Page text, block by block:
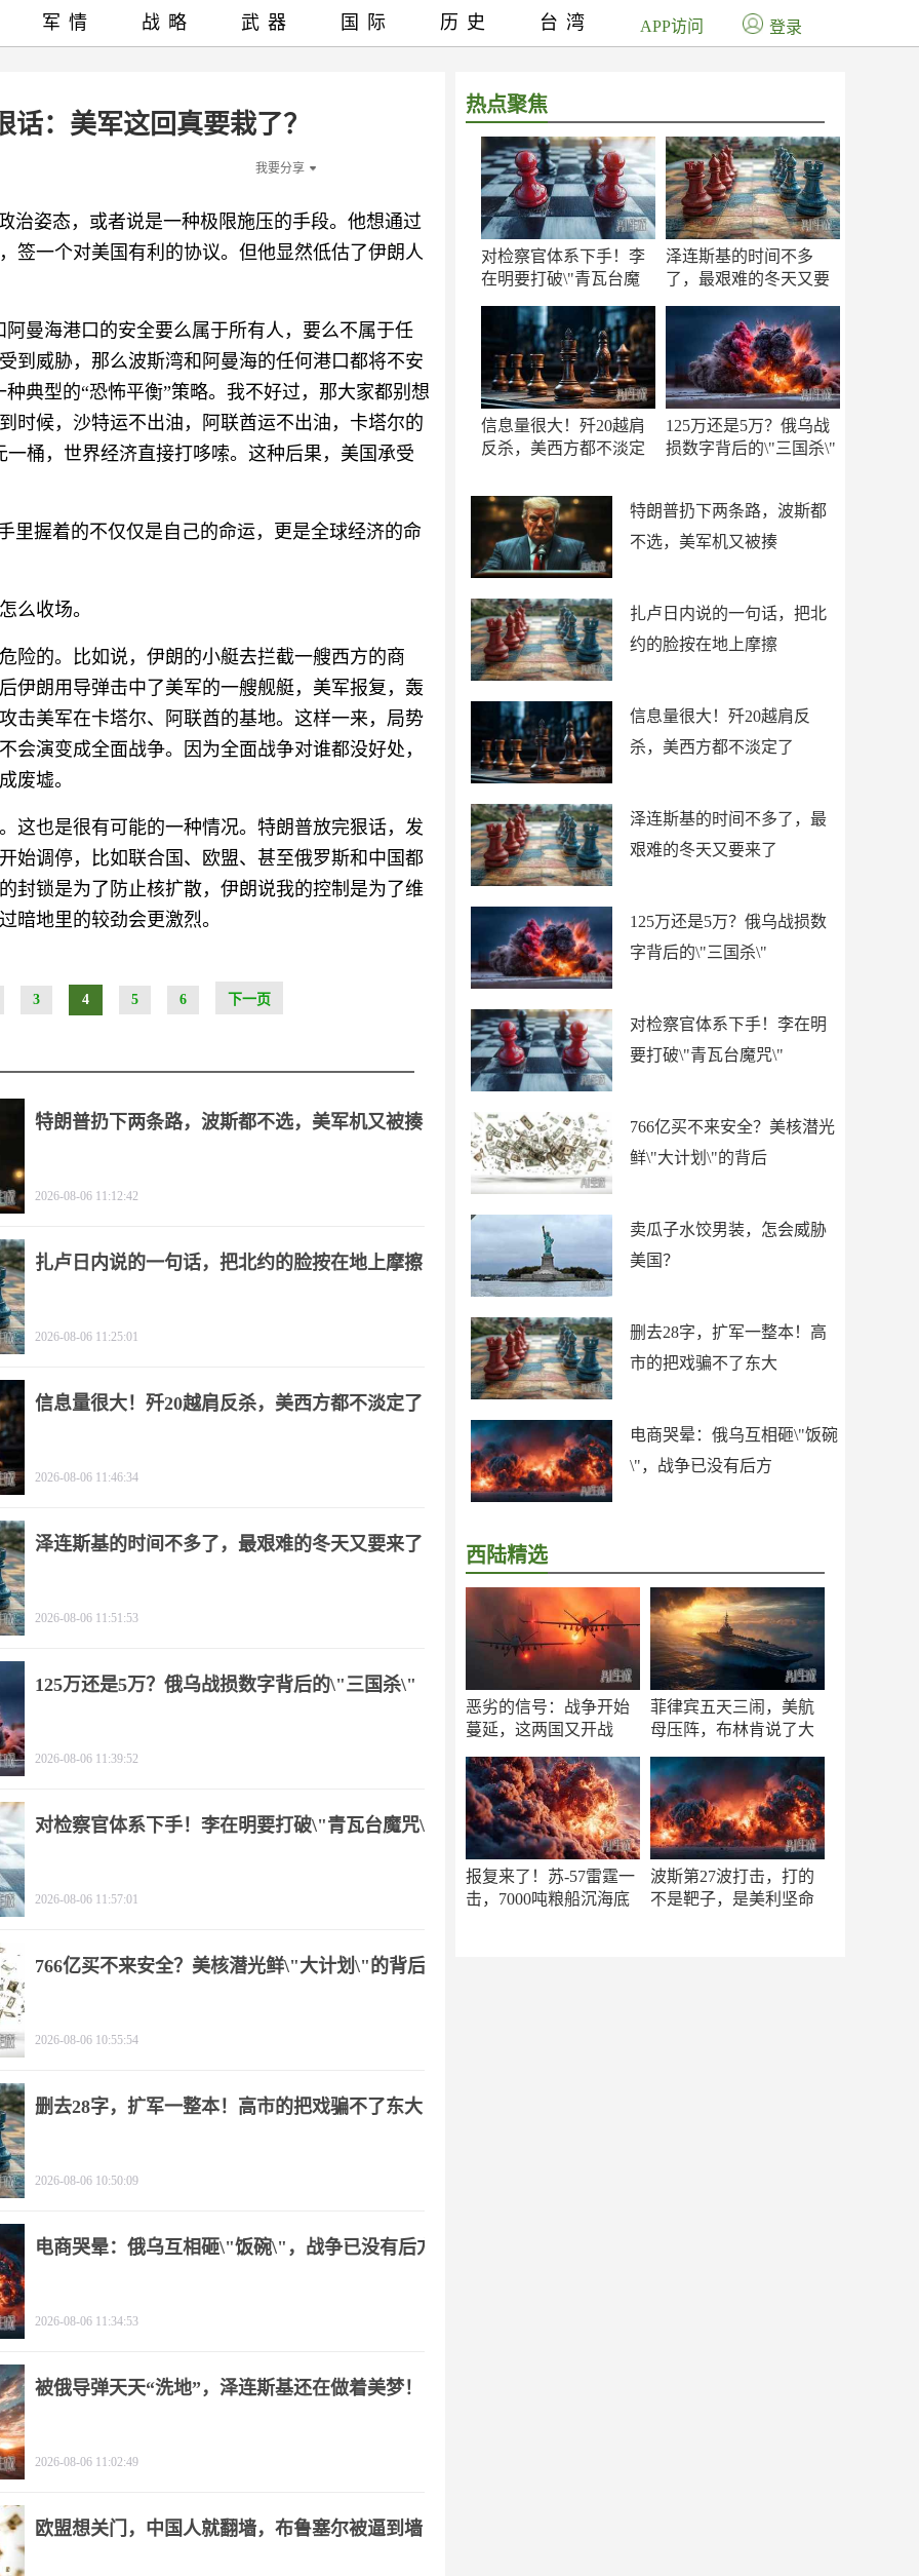
：美军这回真要栽了？
我要分享
治姿态，或者说是一种极限施压的手段。他想通过
签一个对美国有利的协议。但他显然低估了伊朗人
曼海港口的安全要么属于所有人，要么不属于任
到威胁，那么波斯湾和阿曼海的任何港口都将不安
典型的“恐怖平衡”策略。我不好过，那大家都别想
时候，沙特运不出油，阿联酋运不出油，卡塔尔的
桶，世界经济直接打哆嗦。这种后果，美国承受
里握着的不仅仅是自己的命运，更是全球经济的命
么收场。
险的。比如说，伊朗的小艇去拦截一艘西方的商
伊朗用导弹击中了美军的一艘舰艇，美军报复，轰
击美军在卡塔尔、阿联酋的基地。这样一来，局势
演变成全面战争。因为全面战争对谁都没好处，
废墟。
这也是很有可能的一种情况。特朗普放完狠话，发
始调停，比如联合国、欧盟、甚至俄罗斯和中国都
封锁是为了防止核扩散，伊朗说我的控制是为了维
暗地里的较劲会更激烈。
3 4 5 6 下一页
热点聚焦
对检察官体系下手！李
在明要打破\"青瓦台魔
泽连斯基的时间不多
了，最艰难的冬天又要
信息量很大！歼20越肩
反杀，美西方都不淡定
125万还是5万？俄乌战
损数字背后的\"三国杀\"
特朗普扔下两条路，波斯都
不选，美军机又被揍
扎卢日内说的一句话，把北
约的脸按在地上摩擦
信息量很大！歼20越肩反
杀，美西方都不淡定了
泽连斯基的时间不多了，最
艰难的冬天又要来了
125万还是5万？俄乌战损数
字背后的\"三国杀\"
对检察官体系下手！李在明
要打破\"青瓦台魔咒\"
766亿买不来安全？美核潜光
鲜\"大计划\"的背后
卖瓜子水饺男装，怎会威胁
美国？
删去28字，扩军一整本！高
市的把戏骗不了东大
电商哭晕：俄乌互相砸\"饭碗
\"，战争已没有后方
西陆精选
恶劣的信号：战争开始
蔓延，这两国又开战
菲律宾五天三闹，美航
母压阵，布林肯说了大
报复来了！苏-57雷霆一
击，7000吨粮船沉海底
波斯第27波打击，打的
不是靶子，是美利坚命
军情 战略 武器 国际 历史 台湾 APP访问 登录
特朗普扔下两条路，波斯都不选，美军机又被揍
2026-08-06 11:12:42
扎卢日内说的一句话，把北约的脸按在地上摩擦
2026-08-06 11:25:01
信息量很大！歼20越肩反杀，美西方都不淡定了
2026-08-06 11:46:34
泽连斯基的时间不多了，最艰难的冬天又要来了
2026-08-06 11:51:53
125万还是5万？俄乌战损数字背后的\"三国杀\"
2026-08-06 11:39:52
对检察官体系下手！李在明要打破\"青瓦台魔咒\"
2026-08-06 11:57:01
766亿买不来安全？美核潜光鲜\"大计划\"的背后
2026-08-06 10:55:54
删去28字，扩军一整本！高市的把戏骗不了东大
2026-08-06 10:50:09
电商哭晕：俄乌互相砸\"饭碗\"，战争已没有后方
2026-08-06 11:34:53
被俄导弹天天“洗地”，泽连斯基还在做着美梦！
2026-08-06 11:02:49
欧盟想关门，中国人就翻墙，布鲁塞尔被逼到墙